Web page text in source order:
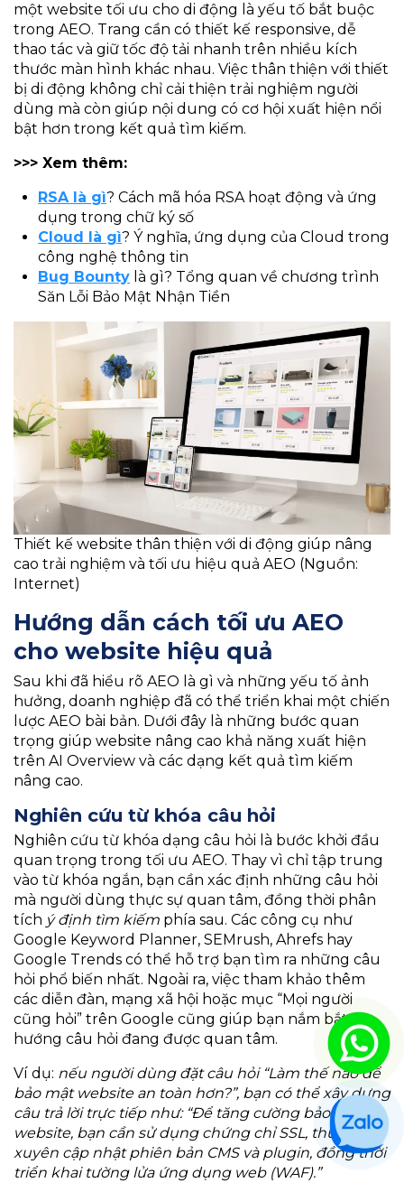
một website tối ưu cho di động là yếu tố bắt buộc
trong AEO. Trang cần có thiết kế responsive, dễ
thao tác và giữ tốc độ tải nhanh trên nhiều kích
thước màn hình khác nhau. Việc thân thiện với thiết
bị di động không chỉ cải thiện trải nghiệm người
dùng mà còn giúp nội dung có cơ hội xuất hiện nổi
bật hơn trong kết quả tìm kiếm.
>>> Xem thêm:
RSA là gì? Cách mã hóa RSA hoạt động và ứng
dụng trong chữ ký số
Cloud là gì? Ý nghĩa, ứng dụng của Cloud trong
công nghệ thông tin
Bug Bounty là gì? Tổng quan về chương trình
Săn Lỗi Bảo Mật Nhận Tiền
Thiết kế website thân thiện với di động giúp nâng
cao trải nghiệm và tối ưu hiệu quả AEO (Nguồn:
Internet)
Hướng dẫn cách tối ưu AEO
cho website hiệu quả
Sau khi đã hiểu rõ AEO là gì và những yếu tố ảnh
hưởng, doanh nghiệp đã có thể triển khai một chiến
lược AEO bài bản. Dưới đây là những bước quan
trọng giúp website nâng cao khả năng xuất hiện
trên AI Overview và các dạng kết quả tìm kiếm
nâng cao.
Nghiên cứu từ khóa câu hỏi
Nghiên cứu từ khóa dạng câu hỏi là bước khởi đầu
quan trọng trong tối ưu AEO. Thay vì chỉ tập trung
vào từ khóa ngắn, bạn cần xác định những câu hỏi
mà người dùng thực sự quan tâm, đồng thời phân
tích ý định tìm kiếm phía sau. Các công cụ như
Google Keyword Planner, SEMrush, Ahrefs hay
Google Trends có thể hỗ trợ bạn tìm ra những câu
hỏi phổ biến nhất. Ngoài ra, việc tham khảo thêm
các diễn đàn, mạng xã hội hoặc mục “Mọi người
cũng hỏi” trên Google cũng giúp bạn nắm bắt xu
hướng câu hỏi đang được quan tâm.
Ví dụ: nếu người dùng đặt câu hỏi “Làm thế nào để
bảo mật website an toàn hơn?”, bạn có thể xây dựng
câu trả lời trực tiếp như: “Để tăng cường bảo mật
website, bạn cần sử dụng chứng chỉ SSL, thường
xuyên cập nhật phiên bản CMS và plugin, đồng thời
triển khai tường lửa ứng dụng web (WAF).”